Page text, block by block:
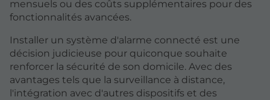
mensuels ou des coûts supplémentaires pour des
fonctionnalités avancées.
Installer un système d'alarme connecté est une
décision judicieuse pour quiconque souhaite
renforcer la sécurité de son domicile. Avec des
avantages tels que la surveillance à distance,
l'intégration avec d'autres dispositifs et des